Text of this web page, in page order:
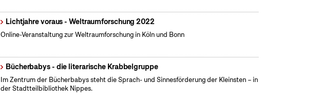
Lichtjahre voraus - Weltraumforschung 2022
Online-Veranstaltung zur Weltraumforschung in Köln und Bonn
Bücherbabys - die literarische Krabbelgruppe
Im Zentrum der Bücherbabys steht die Sprach- und Sinnesförderung der Kleinsten – in
der Stadtteilbibliothek Nippes.